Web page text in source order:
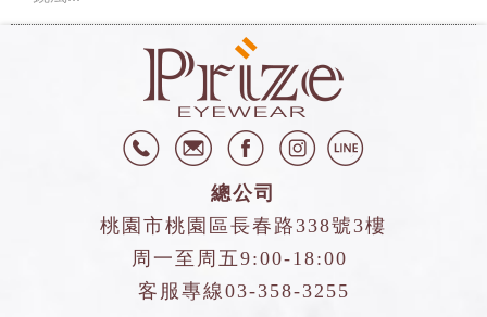
總公司
桃園市桃園區長春路338號3樓
周一至周五9:00-18:00
客服專線03-358-3255